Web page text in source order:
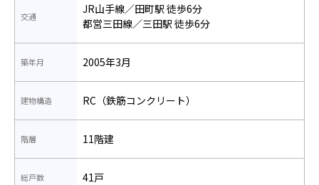
交通
JR山手線／田町駅 徒歩6分
都営三田線／三田駅 徒歩6分
築年月 2005年3月
建物構造 RC（鉄筋コンクリート）
階層 11階建
総戸数 41戸